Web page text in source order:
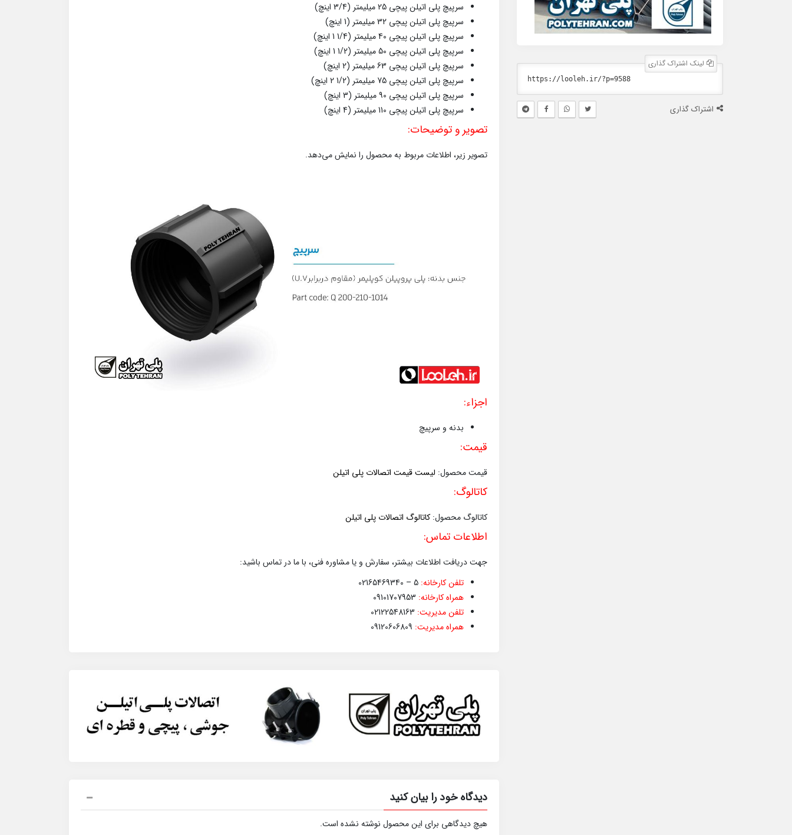
لینک اشتراک گذاری
اشتراک گذاری
سرپیچ پلی اتیلن پیچی 25 میلیمتر (3/4 اینچ)
سرپیچ پلی اتیلن پیچی 32 میلیمتر (1 اینچ)
سرپیچ پلی اتیلن پیچی 40 میلیمتر (1/4 1 اینچ)
سرپیچ پلی اتیلن پیچی 50 میلیمتر (1/2 1 اینچ)
سرپیچ پلی اتیلن پیچی 63 میلیمتر (2 اینچ)
سرپیچ پلی اتیلن پیچی 75 میلیمتر (1/2 2 اینچ)
سرپیچ پلی اتیلن پیچی 90 میلیمتر (3 اینچ)
سرپیچ پلی اتیلن پیچی 110 میلیمتر (4 اینچ)
تصویر و توضیحات:
تصویر زیر، اطلاعات مربوط به محصول را نمایش می‌دهد.
اجزاء:
بدنه و سرپیچ
قیمت:
قیمت محصول: لیست قیمت اتصالات پلی اتیلن
کاتالوگ:
کاتالوگ محصول: کاتالوگ اتصالات پلی اتیلن
اطلاعات تماس:
جهت دریافت اطلاعات بیشتر، سفارش و یا مشاوره فنی، با ما در تماس باشید:
تلفن کارخانه:
همراه کارخانه:
تلفن مدیریت:
همراه مدیریت:
دیدگاه خود را بیان کنید
هیچ دیدگاهی برای این محصول نوشته نشده است.